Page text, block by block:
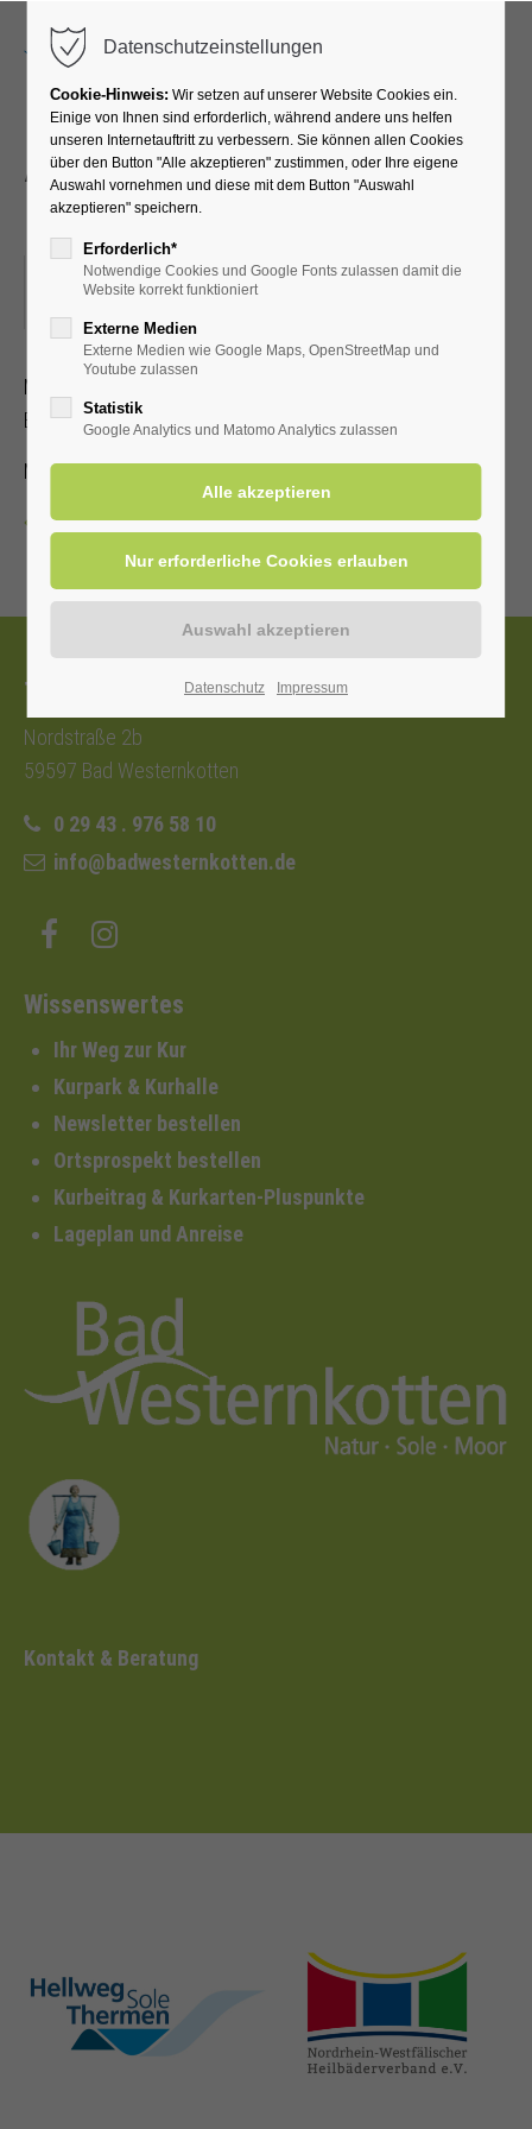
Atemübungen an den
Gradierwerken
28.04.2026, 15:30
Mit speziellen Atemübungen lernen Sie, wie der positive
Effekt der gesunden Aerosole verstärkt werden kann
Mit Kur-/Einwohnerkarte 2,00 €, ohne 5,00 €
Zurück
Tourist-Information
Nordstraße 2b
59597 Bad Westernkotten
0 29 43 . 976 58 10
info@badwesternkotten.de
Wissenswertes
Ihr Weg zur Kur
Kurpark & Kurhalle
Newsletter bestellen
Ortsprospekt bestellen
Kurbeitrag & Kurkarten-Pluspunkte
Lageplan und Anreise
Kontakt & Beratung
hellweg-sole-
thermen.de
heilbaeder.de
Datenschutzeinstellungen
Cookie-Hinweis: Wir setzen auf unserer Website Cookies ein.
Einige von Ihnen sind erforderlich, während andere uns helfen
unseren Internetauftritt zu verbessern. Sie können allen Cookies
über den Button "Alle akzeptieren" zustimmen, oder Ihre eigene
Auswahl vornehmen und diese mit dem Button "Auswahl
akzeptieren" speichern.
Erforderlich*
Notwendige Cookies und Google Fonts zulassen damit die
Website korrekt funktioniert
Externe Medien
Externe Medien wie Google Maps, OpenStreetMap und
Youtube zulassen
Statistik
Google Analytics und Matomo Analytics zulassen
Datenschutz Impressum